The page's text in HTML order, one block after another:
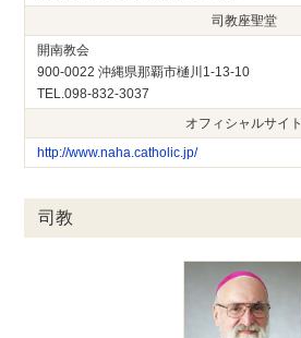
司教座聖堂
開南教会
900-0022 沖縄県那覇市樋川1-13-10
TEL.098-832-3037
オフィシャルサイト
http://www.naha.catholic.jp/
司教